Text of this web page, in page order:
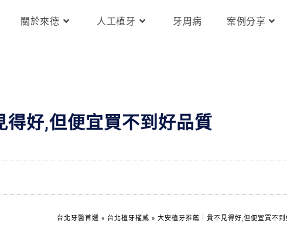
關於來德 人工植牙 牙周病 案例分享
得好,但便宜買不到好品質
台北牙醫首選 » 台北植牙權威 » 大安植牙推薦｜貴不見得好,但便宜買不到